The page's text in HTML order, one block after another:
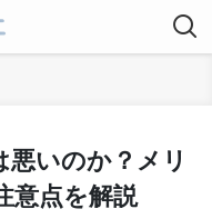
いのか？メリ
意点を解説